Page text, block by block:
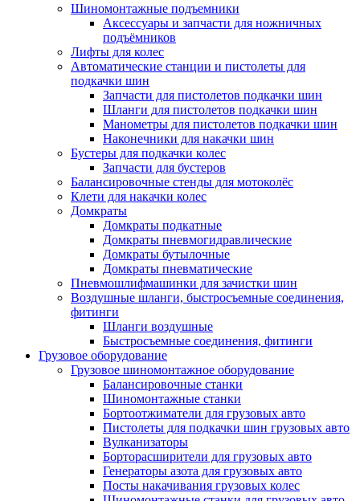
Шиномонтажные подъемники
Аксессуары и запчасти для ножничных
подъёмников
Лифты для колес
Автоматические станции и пистолеты для
подкачки шин
Запчасти для пистолетов подкачки шин
Шланги для пистолетов подкачки шин
Манометры для пистолетов подкачки шин
Наконечники для накачки шин
Бустеры для подкачки колес
Запчасти для бустеров
Балансировочные стенды для мотоколёс
Клети для накачки колес
Домкраты
Домкраты подкатные
Домкраты пневмогидравлические
Домкраты бутылочные
Домкраты пневматические
Пневмошлифмашинки для зачистки шин
Воздушные шланги, быстросъемные соединения,
фитинги
Шланги воздушные
Быстросъемные соединения, фитинги
Грузовое оборудование
Грузовое шиномонтажное оборудование
Балансировочные станки
Шиномонтажные станки
Бортоотжиматели для грузовых авто
Пистолеты для подкачки шин грузовых авто
Вулканизаторы
Борторасширители для грузовых авто
Генераторы азота для грузовых авто
Посты накачивания грузовых колес